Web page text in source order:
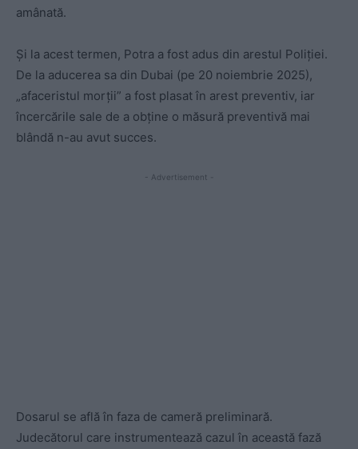
amânată.
Și la acest termen, Potra a fost adus din arestul Poliției.
De la aducerea sa din Dubai (pe 20 noiembrie 2025),
„afaceristul morții” a fost plasat în arest preventiv, iar
încercările sale de a obține o măsură preventivă mai
blândă n-au avut succes.
- Advertisement -
Dosarul se află în faza de cameră preliminară.
Judecătorul care instrumentează cazul în această fază